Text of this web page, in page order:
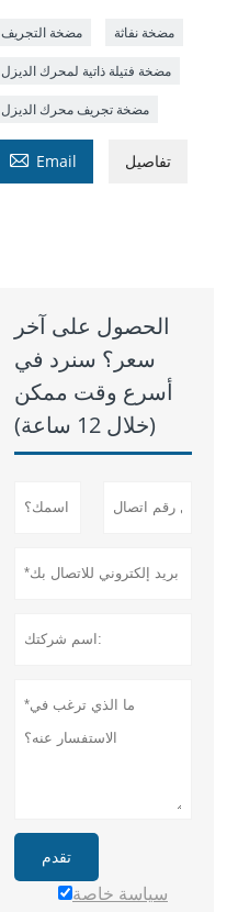
مضخة التجريف مضخة نفاثة
مضخة فتيلة ذاتية لمحرك الديزل
مضخة تجريف محرك الديزل
 Email تفاصيل
الحصول على آخر
سعر؟ سنرد في
أسرع وقت ممكن
(خلال 12 ساعة)
تقدم
سياسة خاصة